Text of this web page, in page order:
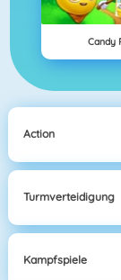
Candy
Action
Turmverteidigung
Kampfspiele